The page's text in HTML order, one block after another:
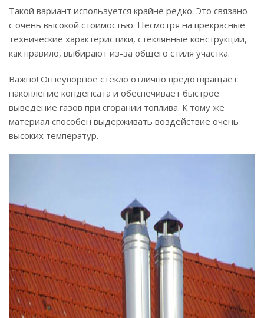
Такой вариант используется крайне редко. Это связано
с очень высокой стоимостью. Несмотря на прекрасные
технические характеристики, стеклянные конструкции,
как правило, выбирают из-за общего стиля участка.
Важно! Огнеупорное стекло отлично предотвращает
накопление конденсата и обеспечивает быстрое
выведение газов при сгорании топлива. К тому же
материал способен выдерживать воздействие очень
высоких температур.